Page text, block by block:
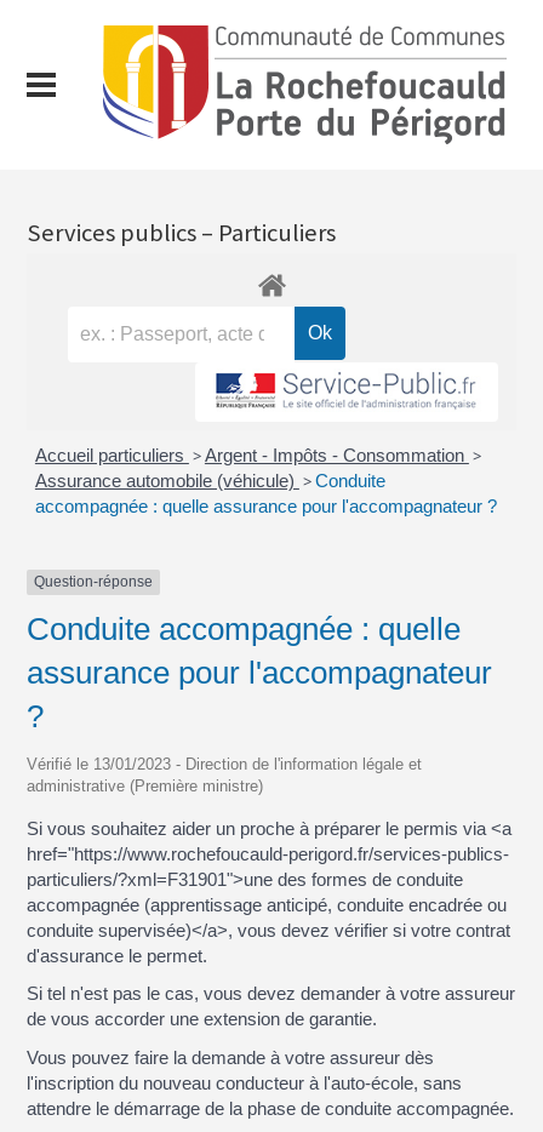
Services publics – Particuliers
Accueil particuliers >Argent - Impôts - Consommation >
Assurance automobile (véhicule) >Conduite
accompagnée : quelle assurance pour l'accompagnateur ?
Question-réponse
Conduite accompagnée : quelle
assurance pour l'accompagnateur
?
Vérifié le 13/01/2023 - Direction de l'information légale et
administrative (Première ministre)
Si vous souhaitez aider un proche à préparer le permis via <a
href="https://www.rochefoucauld-perigord.fr/services-publics-
particuliers/?xml=F31901">une des formes de conduite
accompagnée (apprentissage anticipé, conduite encadrée ou
conduite supervisée)</a>, vous devez vérifier si votre contrat
d'assurance le permet.
Si tel n'est pas le cas, vous devez demander à votre assureur
de vous accorder une extension de garantie.
Vous pouvez faire la demande à votre assureur dès
l'inscription du nouveau conducteur à l'auto-école, sans
attendre le démarrage de la phase de conduite accompagnée.